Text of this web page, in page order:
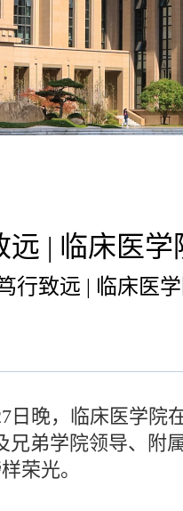
远 | 临床医
行致远 | 临床医
日晚，临床医学
兄弟学院领导、
荣光。